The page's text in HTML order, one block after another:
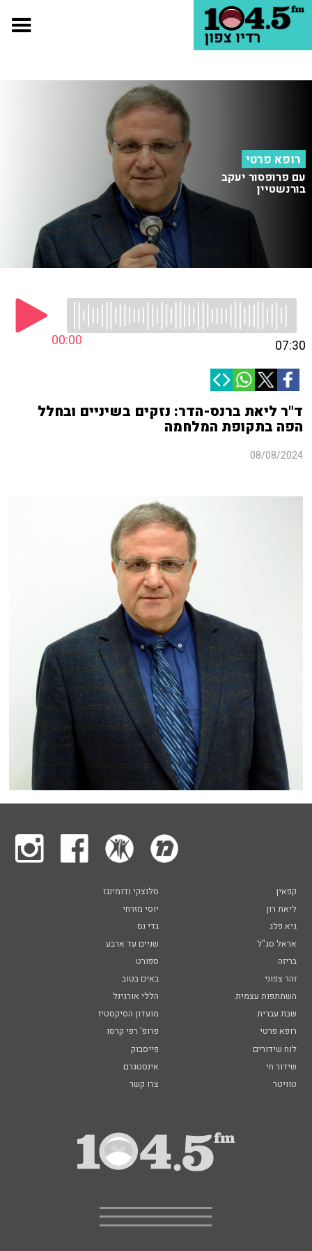
רופא פרטי
עם פרופסור יעקב
בורנשטיין
00:00 07:30
ד"ר ליאת ברנס-הדר: נזקים בשיניים ובחלל
הפה בתקופת המלחמה
08/08/2024
קפאין
סלוצקי ודומינגז
ליאת רון
יוסי מזרחי
גיא פלג
גדי נס
אראל סג"ל
שניים עד ארבע
בריזה
ספורט
זהר צפוני
באים בטוב
השתתפות עצמית
הללי אורגינל
שבת עברית
מועדון הסיקסטיז
רופא פרטי
פרופ' רפי קרסו
לוח שידורים
פייסבוק
שידור חי
אינסטגרם
טוויטר
צרו קשר